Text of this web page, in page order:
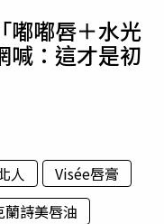
嘟嘟唇＋水光
：這才是初
人
Visée唇膏
蘭詩美唇油